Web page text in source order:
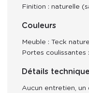
Finition : naturelle
Couleurs
Meuble : Teck
Portes coulissantes
Détails
Aucun entretien,